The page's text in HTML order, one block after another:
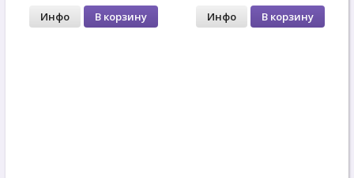
Инфо В корзину Инфо В корзину